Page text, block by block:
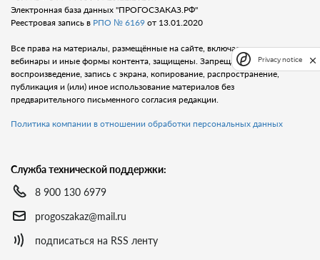
Электронная база данных "ПРОГОСЗАКАЗ.РФ"
Реестровая запись в РПО № 6169 от 13.01.2020
Все права на материалы, размещённые на сайте, включая тексты, видео,
вебинары и иные формы контента, защищены. Запрещается любое
воспроизведение, запись с экрана, копирование, распространение,
публикация и (или) иное использование материалов без
предварительного письменного согласия редакции.
Политика компании в отношении обработки персональных данных
Служба технической поддержки:
8 900 130 6979
progoszakaz@mail.ru
подписаться на RSS ленту
Privacy notice